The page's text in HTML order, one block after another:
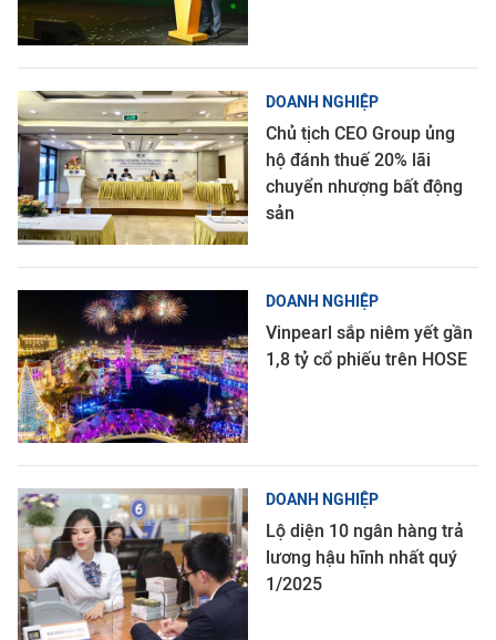
DOANH NGHIỆP
Chủ tịch CEO Group ủng
hộ đánh thuế 20% lãi
chuyển nhượng bất động
sản
DOANH NGHIỆP
Vinpearl sắp niêm yết gần
1,8 tỷ cổ phiếu trên HOSE
DOANH NGHIỆP
Lộ diện 10 ngân hàng trả
lương hậu hĩnh nhất quý
1/2025